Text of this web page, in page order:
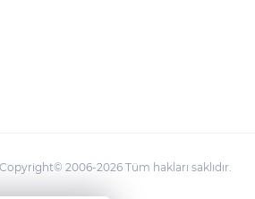
2006-2026 Tüm hakları saklıdır.